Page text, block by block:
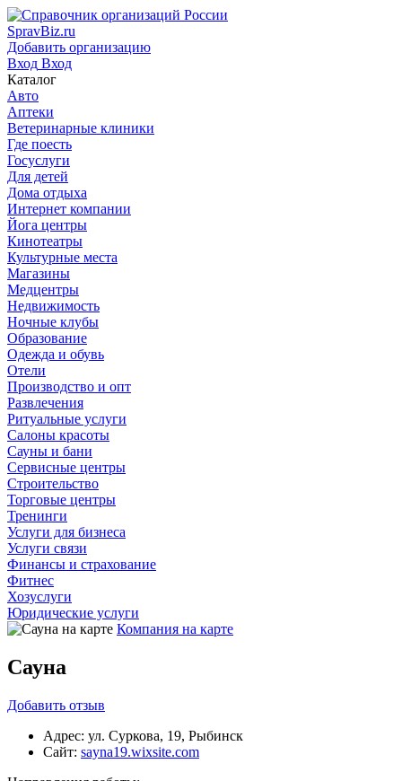
SpravBiz.ru
Добавить организацию
Вход Вход
Каталог
Авто
Аптеки
Ветеринарные клиники
Где поесть
Госуслуги
Для детей
Дома отдыха
Интернет компании
Йога центры
Кинотеатры
Культурные места
Магазины
Медцентры
Недвижимость
Ночные клубы
Образование
Одежда и обувь
Отели
Производство и опт
Развлечения
Ритуальные услуги
Салоны красоты
Сауны и бани
Сервисные центры
Строительство
Торговые центры
Тренинги
Услуги для бизнеса
Услуги связи
Финансы и страхование
Фитнес
Хозуслуги
Юридические услуги
Компания на карте
Сауна
Добавить отзыв
Адрес: ул. Суркова, 19, Рыбинск
Сайт: sayna19.wixsite.com